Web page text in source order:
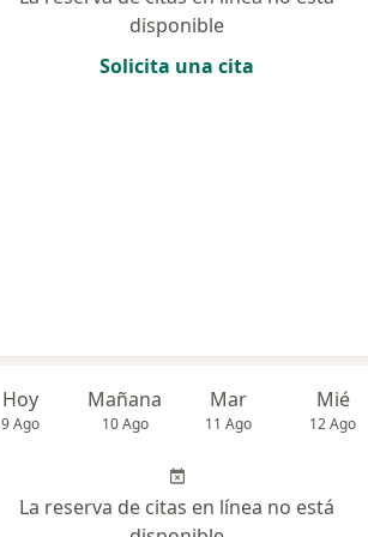
disponible
Solicita una cita
Hoy
9 Ago
Mañana
10 Ago
Mar
11 Ago
Mié
12 Ago
La reserva de citas en línea no está